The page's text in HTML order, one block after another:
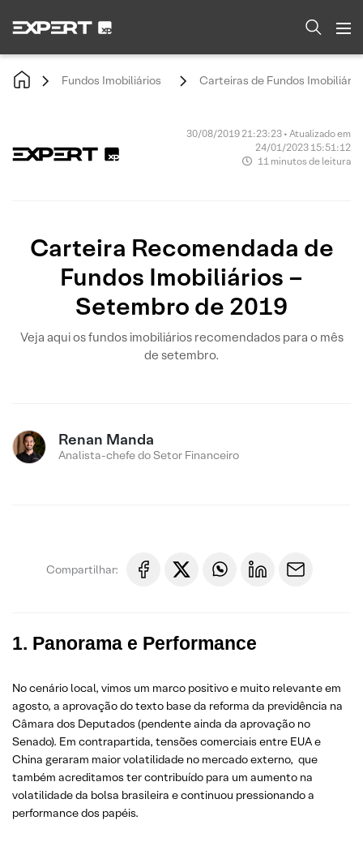
Fundos Imobiliários Carteiras de Fundos
30/08/2019 21:23:23 • Atualizado em
24/01/2023 15:51:12
11 minutos de leitura
Carteira Recomendada de
Fundos Imobiliários –
Setembro de 2019
Veja aqui os fundos imobiliários recomendados para o mês
de setembro.
Renan Manda
Analista-chefe do Setor Financeiro
Compartilhar:
1. Panorama e Performance
No cenário local, vimos um marco positivo e muito relevante em
agosto, a aprovação do texto base da reforma da previdência na
Câmara dos Deputados (pendente ainda da aprovação no
Senado). Em contrapartida, tensões comerciais entre EUA e
China geraram maior volatilidade no mercado externo, que
também acreditamos ter contribuído para um aumento na
volatilidade da bolsa brasileira e continuou pressionando a
performance dos papéis.